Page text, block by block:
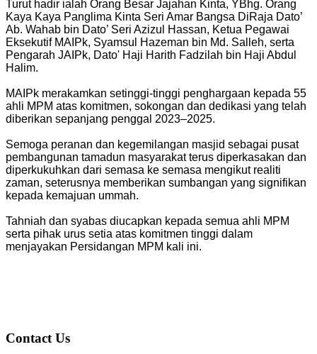
Turut hadir ialah Orang Besar Jajahan Kinta, YBhg. Orang
Kaya Kaya Panglima Kinta Seri Amar Bangsa DiRaja Dato’
Ab. Wahab bin Dato’ Seri Azizul Hassan, Ketua Pegawai
Eksekutif MAIPk, Syamsul Hazeman bin Md. Salleh, serta
Pengarah JAIPk, Dato' Haji Harith Fadzilah bin Haji Abdul
Halim.
MAIPk merakamkan setinggi-tinggi penghargaan kepada 55
ahli MPM atas komitmen, sokongan dan dedikasi yang telah
diberikan sepanjang penggal 2023–2025.
Semoga peranan dan kegemilangan masjid sebagai pusat
pembangunan tamadun masyarakat terus diperkasakan dan
diperkukuhkan dari semasa ke semasa mengikut realiti
zaman, seterusnya memberikan sumbangan yang signifikan
kepada kemajuan ummah.
Tahniah dan syabas diucapkan kepada semua ahli MPM
serta pihak urus setia atas komitmen tinggi dalam
menjayakan Persidangan MPM kali ini.
Contact Us